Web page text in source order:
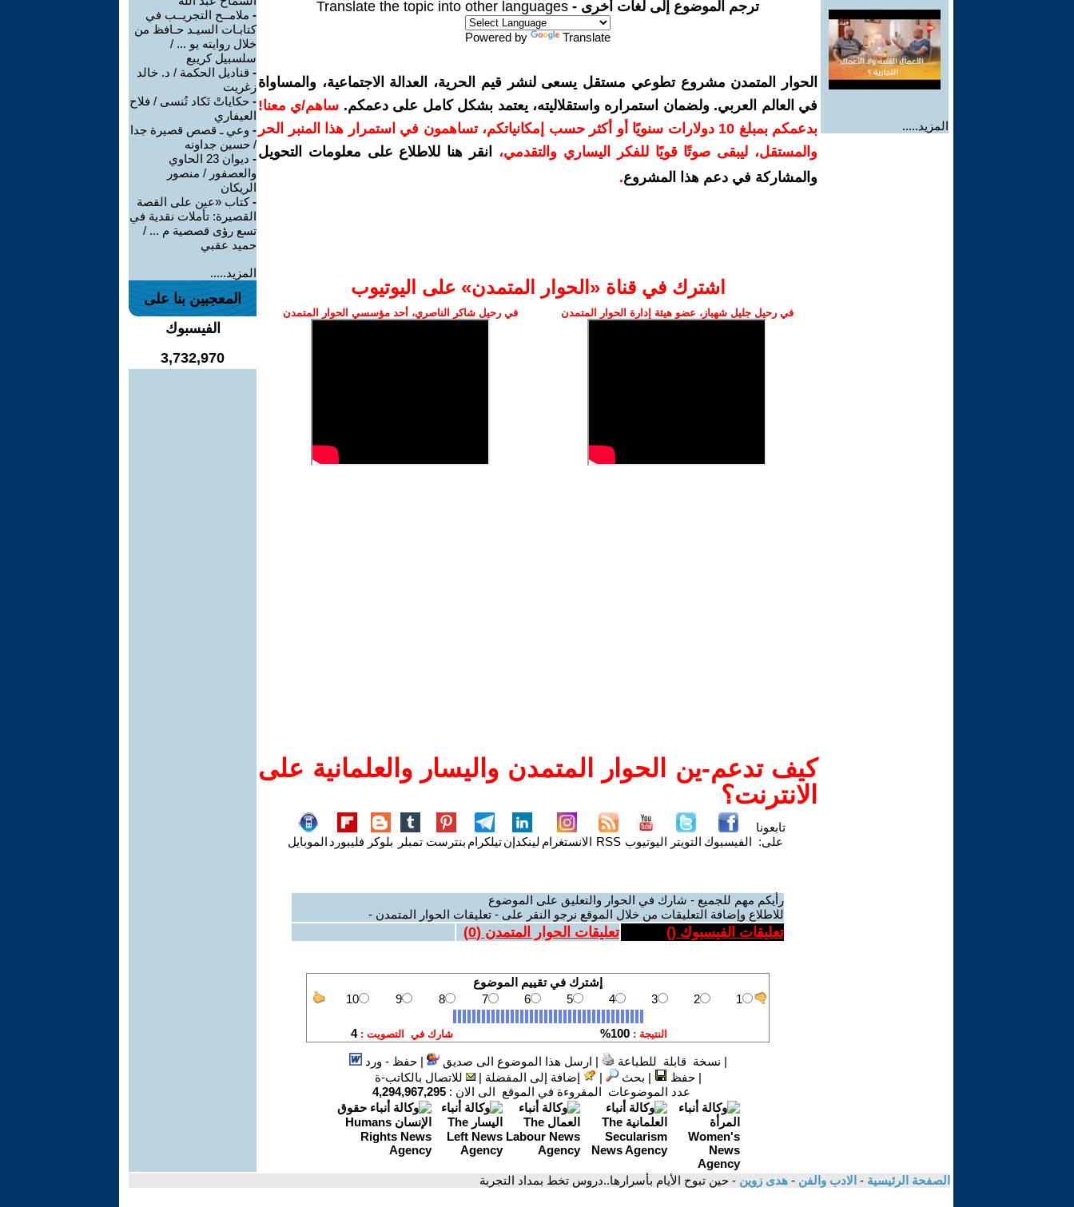
المزيد.....
ترجم الموضوع إلى لغات أخرى - Translate the topic into other languages
Powered by Translate
الحوار المتمدن مشروع تطوعي مستقل يسعى لنشر قيم الحرية، العدالة الاجتماعية، والمساواة
في العالم العربي. ولضمان استمراره واستقلاليته، يعتمد بشكل كامل على دعمكم. ساهم/ي معنا!
بدعمكم بمبلغ 10 دولارات سنويًا أو أكثر حسب إمكانياتكم، تساهمون في استمرار هذا المنبر الحر
والمستقل، ليبقى صوتًا قويًا للفكر اليساري والتقدمي،
انقر هنا للاطلاع على معلومات التحويل
والمشاركة في دعم هذا المشروع.
اشترك في قناة ‫«الحوار المتمدن» على اليوتيوب
في رحيل جليل شهباز، عضو هيئة إدارة الحوار المتمدن في رحيل شاكر الناصري، أحد مؤسسي الحوار المتمدن
كيف تدعم-ين الحوار المتمدن واليسار والعلمانية على
الانترنت؟
تابعونا
على: الفيسبوك التويتر اليوتيوب RSS الانستغرام لينكدإنتيلكرام بنترست تمبلر بلوكر فليبورد الموبايل
رأيكم مهم للجميع - شارك في الحوار والتعليق على الموضوع
للاطلاع وإضافة التعليقات من خلال الموقع نرجو النقر على - تعليقات الحوار المتمدن -
تعليقات الفيسبوك () تعليقات الحوار المتمدن (0
)
| نسخة قابلة للطباعة | ارسل هذا الموضوع الى صديق |حفظ - ورد
|حفظ | بحث | إضافة إلى المفضلة |
للاتصال بالكاتب-ة
عدد الموضوعات المقروءة في الموقع الى الان : 4,294,967,295
- ملامــح التجريــب في
كتابـات السيـد حـافظ من
خلال روايته يو ... /
سلسبيل كريبع
- قناديل الحكمة / د. خالد
زغريت
- حكاياتْ تَكاد تُنسى / فلاح
العيفاري
- وعي ـ قصص قصيرة جدا
/ حسين جداونه
-
ديوان 23 الحاوي
والعصفور / منصور
الريكان
-كتاب «عين على القصة
القصيرة: تأملات نقدية في
تسع رؤى قصصية م ... /
حميد عقبي
المزيد.....
المعجبين بنا على
الفيسبوك
3,732,970
الصفحة الرئيسية - الادب والفن - هدى زوين - حين تبوح الأيام بأسرارها..دروس تخط بمداد التجربة